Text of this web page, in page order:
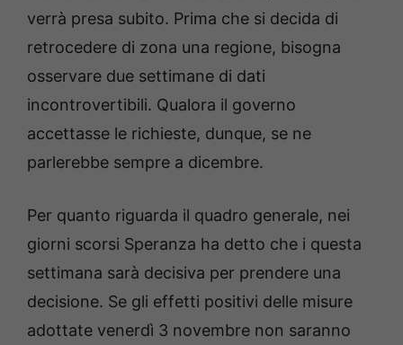
verrà presa subito. Prima che si decida di
retrocedere di zona una regione, bisogna
osservare due settimane di dati
incontrovertibili. Qualora il governo
accettasse le richieste, dunque, se ne
parlerebbe sempre a dicembre.
Per quanto riguarda il quadro generale, nei
giorni scorsi Speranza ha detto che i questa
settimana sarà decisiva per prendere una
decisione. Se gli effetti positivi delle misure
adottate venerdì 3 novembre non saranno